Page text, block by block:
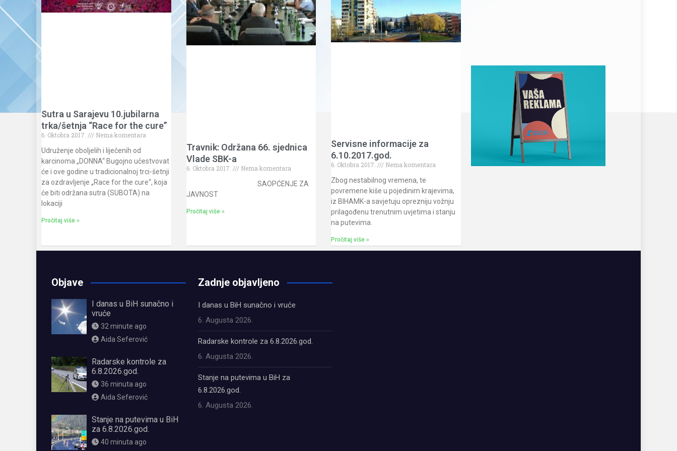
Sutra u Sarajevu 10.jubilarna
trka/šetnja “Race for the cure”
6. Oktobra 2017.
Nema komentara
Udruženje oboljelih i liječenih od
karcinoma „DONNA“ Bugojno učestvovat
će i ove godine u tradicionalnoj trci-šetnji
za ozdravljenje „Race for the cure“, koja
će biti održana sutra (SUBOTA) na
lokaciji
Pročitaj više »
Travnik: Održana 66. sjednica
Vlade SBK-a
6. Oktobra 2017.
Nema komentara
SAOPĆENJE ZA
JAVNOST
Pročitaj više »
Servisne informacije za
6.10.2017.god.
6. Oktobra 2017.
Nema komentara
Zbog nestabilnog vremena, te
povremene kiše u pojedinim krajevima,
iz BIHAMK-a savjetuju oprezniju vožnju
prilagođenu trenutnim uvjetima i stanju
na putevima.
Pročitaj više »
Objave
I danas u BiH sunačno i
vruće
32 minute ago
Aida Seferović
Radarske kontrole za
6.8.2026.god.
36 minuta ago
Aida Seferović
Stanje na putevima u BiH
za 6.8.2026.god.
40 minuta ago
Zadnje objavljeno
I danas u BiH sunačno i vruće
6. Augusta 2026.
Radarske kontrole za 6.8.2026.god.
6. Augusta 2026.
Stanje na putevima u BiH za
6.8.2026.god.
6. Augusta 2026.